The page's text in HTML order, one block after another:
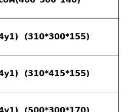
(310*300*155)
(310*415*155)